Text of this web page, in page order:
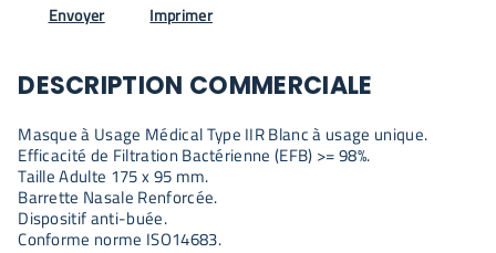
Envoyer
Imprimer
DESCRIPTION COMMERCIALE
Masque à Usage Médical Type IIR Blanc à usage unique.
Efficacité de Filtration Bactérienne (EFB) >= 98%.
Taille Adulte 175 x 95 mm.
Barrette Nasale Renforcée.
Dispositif anti-buée.
Conforme norme ISO14683.